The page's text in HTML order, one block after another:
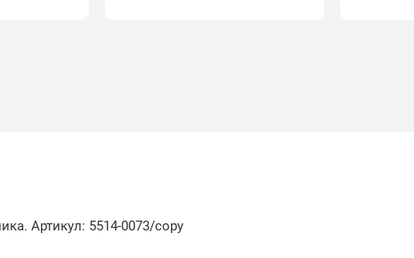
Артикул: 5514-0073/copy